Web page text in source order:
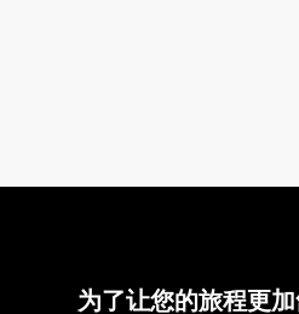
为了让您的旅程更